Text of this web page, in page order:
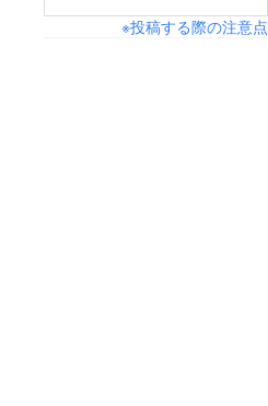
※投稿する際の注意点